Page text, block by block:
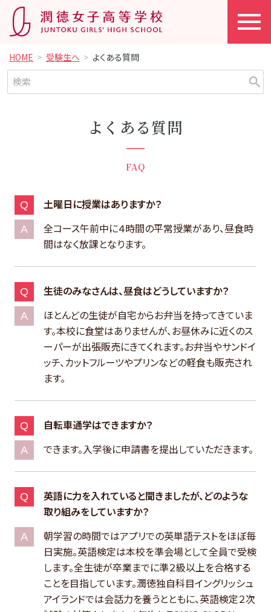
HOME 受験生へ よくある質問
よくある質問
FAQ
土曜日に授業はありますか？
全コース午前中に４時間の平常授業があり、昼食時
間はなく放課となります。
生徒のみなさんは、昼食はどうしていますか？
ほとんどの生徒が自宅からお弁当を持ってきていま
す。本校に食堂はありませんが、お昼休みに近くのス
ーパーが出張販売にきてくれます。お弁当やサンドイ
ッチ、カットフルーツやプリンなどの軽食も販売され
ます。
自転車通学はできますか？
できます。入学後に申請書を提出していただきます。
英語に力を入れていると聞きましたが、どのような
取り組みをしていますか？
朝学習の時間ではアプリでの英単語テストをほぼ毎
日実施。英語検定は本校を準会場として全員で受検
します。全生徒が卒業までに準２級以上を合格する
ことを目指しています。潤徳独自科目イングリッシュ
アイランドでは会話力を養うとともに、英語検定２次